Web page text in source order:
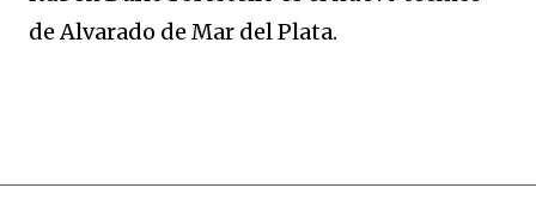
de Alvarado de Mar del Plata.